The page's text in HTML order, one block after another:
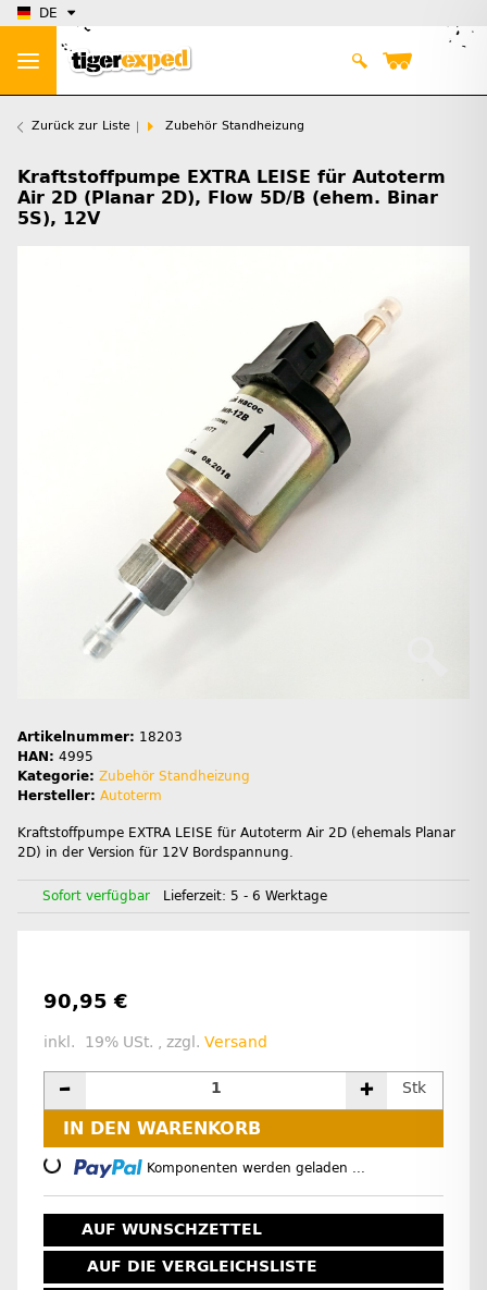
DE
Zurück zur Liste Zubehör Standheizung
Kraftstoffpumpe EXTRA LEISE für Autoterm
Air 2D (Planar 2D), Flow 5D/B (ehem. Binar
5S), 12V
Artikelnummer: 18203
HAN: 4995
Kategorie: Zubehör Standheizung
Hersteller: Autoterm
Kraftstoffpumpe EXTRA LEISE für Autoterm Air 2D (ehemals Planar
2D) in der Version für 12V Bordspannung.
Sofort verfügbar Lieferzeit: 5 - 6 Werktage
90,95 €
inkl. 19% USt. , zzgl. Versand
Stk
IN DEN WARENKORB
Loading... Komponenten werden geladen ...
AUF WUNSCHZETTEL
AUF DIE VERGLEICHSLISTE